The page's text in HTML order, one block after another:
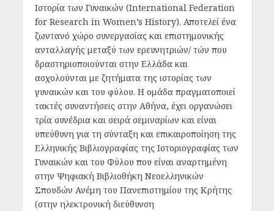
Ιστορία των Γυναικών (International Federation
for Research in Women’s History). Αποτελεί ένα
ζωντανό χώρο συνεργασίας και επιστημονικής
ανταλλαγής μεταξύ των ερευνητριών/ τών που
δραστηριοποιούνται στην Ελλάδα και
ασχολούνται με ζητήματα της ιστορίας των
γυναικών και του φύλου. Η ομάδα πραγματοποιεί
τακτές συναντήσεις στην Αθήνα, έχει οργανώσει
τρία συνέδρια και σειρά σεμιναρίων και είναι
υπεύθυνη για τη σύνταξη και επικαιροποίηση της
Ελληνικής Βιβλιογραφίας της Ιστοριογραφίας των
Γυναικών και του Φύλου που είναι αναρτημένη
στην Ψηφιακή Βιβλιοθήκη Νεοελληνικών
Σπουδών Ανέμη του Πανεπιστημίου της Κρήτης
(στην ηλεκτρονική διεύθυνση